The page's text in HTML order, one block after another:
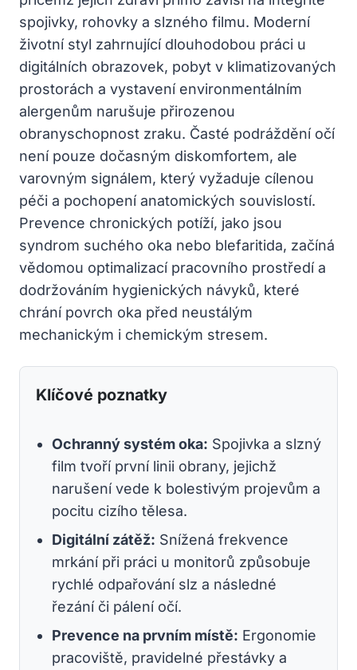
spojivky, rohovky a slzného filmu. Moderní
životní styl zahrnující dlouhodobou práci u
digitálních obrazovek, pobyt v klimatizovaných
prostorách a vystavení environmentálním
alergenům narušuje přirozenou
obranyschopnost zraku. Časté podráždění očí
není pouze dočasným diskomfortem, ale
varovným signálem, který vyžaduje cílenou
péči a pochopení anatomických souvislostí.
Prevence chronických potíží, jako jsou
syndrom suchého oka nebo blefaritida, začíná
vědomou optimalizací pracovního prostředí a
dodržováním hygienických návyků, které
chrání povrch oka před neustálým
mechanickým i chemickým stresem.
Klíčové poznatky
Ochranný systém oka: Spojivka a slzný
film tvoří první linii obrany, jejichž
narušení vede k bolestivým projevům a
pocitu cizího tělesa.
Digitální zátěž: Snížená frekvence
mrkání při práci u monitorů způsobuje
rychlé odpařování slz a následné
řezání či pálení očí.
Prevence na prvním místě: Ergonomie
pracoviště, pravidelné přestávky a